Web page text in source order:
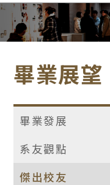
畢業展望
畢業發展
系友觀點
傑出校友